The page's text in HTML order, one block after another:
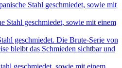
Stahl geschmiedet, sowie mit
Stahl geschmiedet, sowie mit einem
geschmiedet. Die Brute-Serie von
bleibt das Schmieden sichtbar und
geschmiedet, sowie mit einem